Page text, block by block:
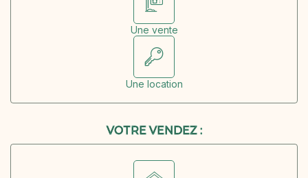
Une vente
Une location
VOTRE VENDEZ :